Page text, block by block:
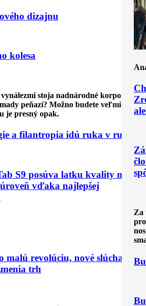
Za
dizajnu
kolesa
stoja nadnárodné korporácie
peňazí? Možno budete veľmi
je presný opak.
a filantropia idú ruka v ruke
S9 posúva latku kvality medzi
vďaka najlepšej
malú revolúciu, nové slúchadlá
trh